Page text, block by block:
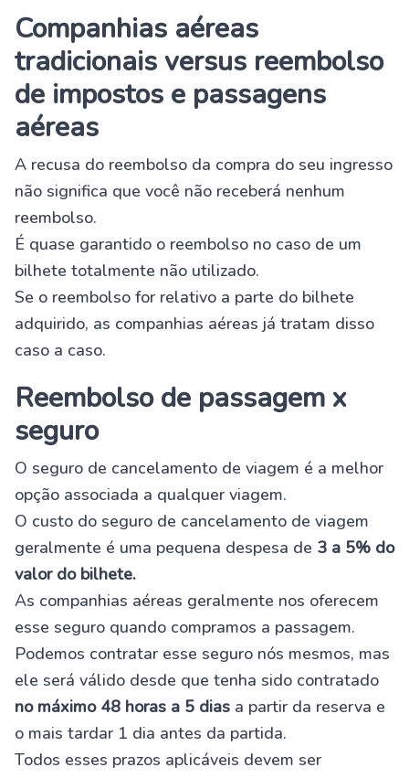
Companhias aéreas
tradicionais versus reembolso
de impostos e passagens
aéreas
A recusa do reembolso da compra do seu ingresso
não significa que você não receberá nenhum
reembolso.
É quase garantido o reembolso no caso de um
bilhete totalmente não utilizado.
Se o reembolso for relativo a parte do bilhete
adquirido, as companhias aéreas já tratam disso
caso a caso.
Reembolso de passagem x
seguro
O seguro de cancelamento de viagem é a melhor
opção associada a qualquer viagem.
O custo do seguro de cancelamento de viagem
geralmente é uma pequena despesa de 3 a 5% do
valor do bilhete.
As companhias aéreas geralmente nos oferecem
esse seguro quando compramos a passagem.
Podemos contratar esse seguro nós mesmos, mas
ele será válido desde que tenha sido contratado
no máximo 48 horas a 5 dias a partir da reserva e
o mais tardar 1 dia antes da partida.
Todos esses prazos aplicáveis ​​devem ser